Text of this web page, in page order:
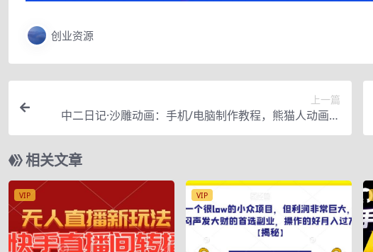
创业资源
上一篇
中二日记·沙雕动画：手机/电脑制作教程，熊猫人动画制
作，零基础教学
相关文章
VIP VIP